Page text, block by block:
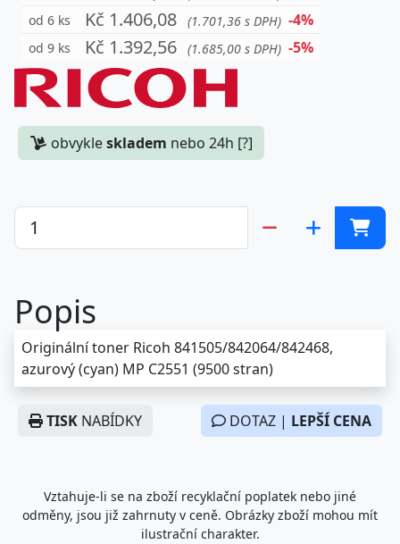
od 6 ks Kč 1.406,08 (1.701,36 s DPH) -4%
od 9 ks Kč 1.392,56 (1.685,00 s DPH) -5%
obvykleskladem nebo 24h [?]
Popis
Originální toner Ricoh 841505/842064/842468,
azurový (cyan) MP C2551 (9500 stran)
TISK NABÍDKY DOTAZ | LEPŠÍ CENA
Vztahuje-li se na zboží recyklační poplatek nebo jiné
odměny, jsou již zahrnuty v ceně. Obrázky zboží mohou mít
ilustrační charakter.